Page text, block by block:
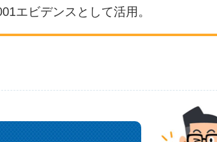
エビデンスとして活用。